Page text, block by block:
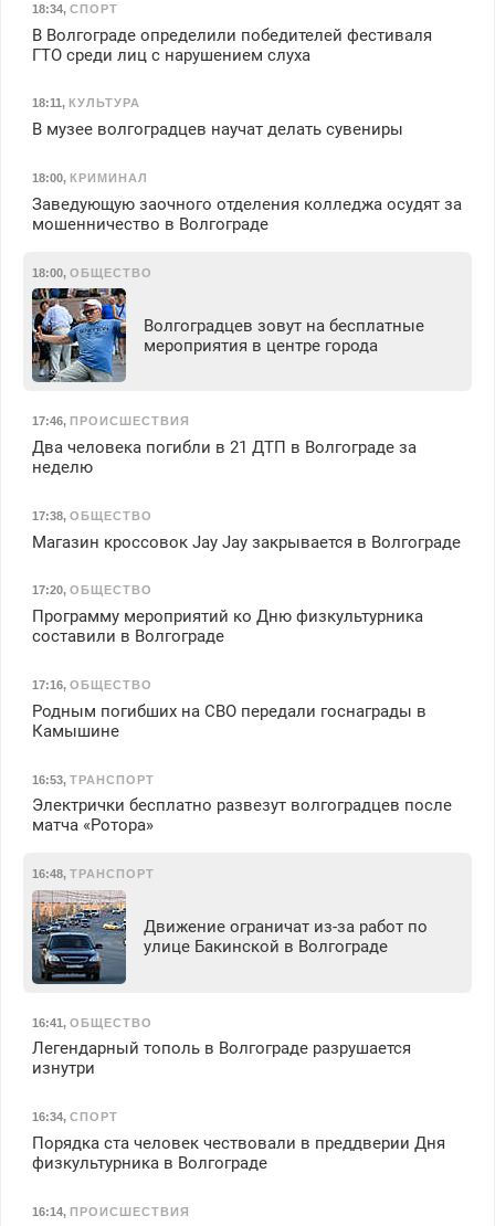
18:34, СПОРТ
В Волгограде определили победителей фестиваля
ГТО среди лиц с нарушением слуха
18:11 , КУЛЬТУРА
В музее волгоградцев научат делать сувениры
18:00, КРИМИНАЛ
Заведующую заочного отделения колледжа осудят за
мошенничество в Волгограде
18:00, ОБЩЕСТВО
Волгоградцев зовут на бесплатные
мероприятия в центре города
17:46, ПРОИСШЕСТВИЯ
Два человека погибли в 21 ДТП в Волгограде за
неделю
17:38, ОБЩЕСТВО
Магазин кроссовок Jay Jay закрывается в Волгограде
17:20, ОБЩЕСТВО
Программу мероприятий ко Дню физкультурника
составили в Волгограде
17:16, ОБЩЕСТВО
Родным погибших на СВО передали госнаграды в
Камышине
16:53, ТРАНСПОРТ
Электрички бесплатно развезут волгоградцев после
матча «Ротора»
16:48, ТРАНСПОРТ
Движение ограничат из-за работ по
улице Бакинской в Волгограде
16:41, ОБЩЕСТВО
Легендарный тополь в Волгограде разрушается
изнутри
16:34, СПОРТ
Порядка ста человек чествовали в преддверии Дня
физкультурника в Волгограде
16:14, ПРОИСШЕСТВИЯ